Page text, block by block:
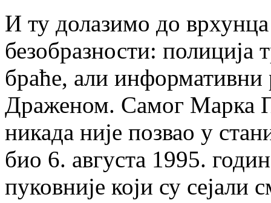
И ту долазимо до
безобразности: полиција
браће, али информативни
Драженом. Самог Марка
никада није позвао у
био 6. августа 1995.
пуковније који су сејали